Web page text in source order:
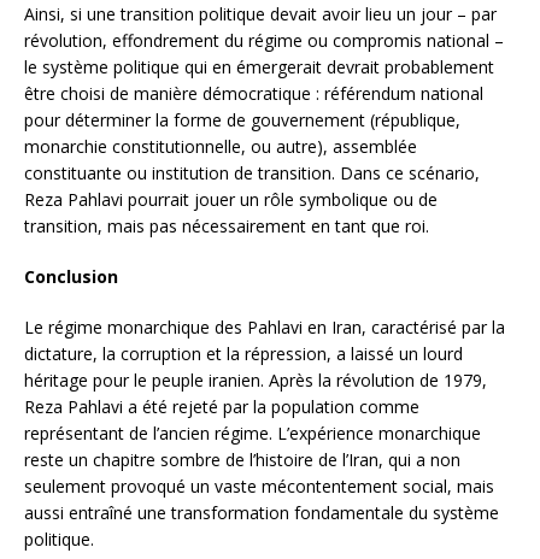
Ainsi, si une transition politique devait avoir lieu un jour – par
révolution, effondrement du régime ou compromis national –
le système politique qui en émergerait devrait probablement
être choisi de manière démocratique : référendum national
pour déterminer la forme de gouvernement (république,
monarchie constitutionnelle, ou autre), assemblée
constituante ou institution de transition. Dans ce scénario,
Reza Pahlavi pourrait jouer un rôle symbolique ou de
transition, mais pas nécessairement en tant que roi.
Conclusion
Le régime monarchique des Pahlavi en Iran, caractérisé par la
dictature, la corruption et la répression, a laissé un lourd
héritage pour le peuple iranien. Après la révolution de 1979,
Reza Pahlavi a été rejeté par la population comme
représentant de l’ancien régime. L’expérience monarchique
reste un chapitre sombre de l’histoire de l’Iran, qui a non
seulement provoqué un vaste mécontentement social, mais
aussi entraîné une transformation fondamentale du système
politique.